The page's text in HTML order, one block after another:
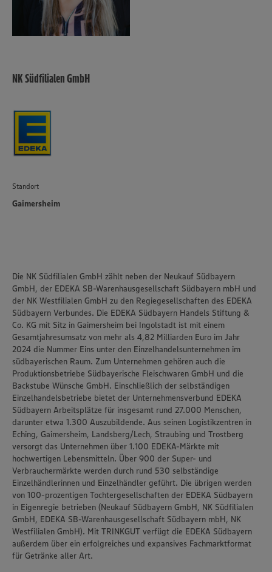
NK Südfilialen GmbH
Standort
Gaimersheim
Die NK Südfilialen GmbH zählt neben der Neukauf Südbayern
GmbH, der EDEKA SB-Warenhausgesellschaft Südbayern mbH und
der NK Westfilialen GmbH zu den Regiegesellschaften des EDEKA
Südbayern Verbundes. Die EDEKA Südbayern Handels Stiftung &
Co. KG mit Sitz in Gaimersheim bei Ingolstadt ist mit einem
Gesamtjahresumsatz von mehr als 4,82 Milliarden Euro im Jahr
2024 die Nummer Eins unter den Einzelhandelsunternehmen im
südbayerischen Raum. Zum Unternehmen gehören auch die
Produktionsbetriebe Südbayerische Fleischwaren GmbH und die
Backstube Wünsche GmbH. Einschließlich der selbständigen
Einzelhandelsbetriebe bietet der Unternehmensverbund EDEKA
Südbayern Arbeitsplätze für insgesamt rund 27.000 Menschen,
darunter etwa 1.300 Auszubildende. Aus seinen Logistikzentren in
Eching, Gaimersheim, Landsberg/Lech, Straubing und Trostberg
versorgt das Unternehmen über 1.100 EDEKA-Märkte mit
hochwertigen Lebensmitteln. Über 900 der Super- und
Verbrauchermärkte werden durch rund 530 selbständige
Einzelhändlerinnen und Einzelhändler geführt. Die übrigen werden
von 100-prozentigen Tochtergesellschaften der EDEKA Südbayern
in Eigenregie betrieben (Neukauf Südbayern GmbH, NK Südfilialen
GmbH, EDEKA SB-Warenhausgesellschaft Südbayern mbH, NK
Westfilialen GmbH). Mit TRINKGUT verfügt die EDEKA Südbayern
außerdem über ein erfolgreiches und expansives Fachmarktformat
für Getränke aller Art.